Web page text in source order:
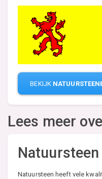
BEKIJK
Lees meer
Natuursteen
Natuursteen heeft vele